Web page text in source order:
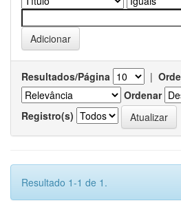
Resultados/Página |
Ordenar
Registro(s)
Resultado 1-1 de 1.